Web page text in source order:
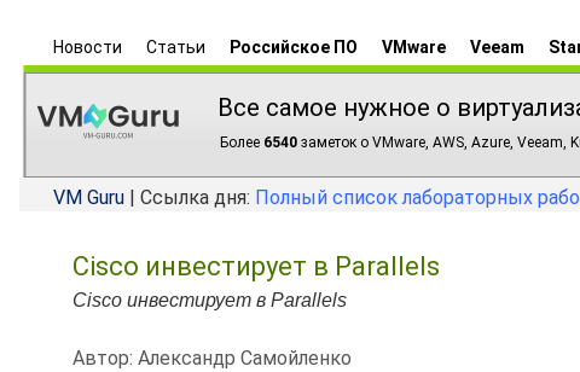
Новости Статьи Российское ПО VMware Veeam
Все самое нужное о
Более 6540 заметок о VMware, AWS, Azure, Veeam,
VM Guru | Ссылка дня: Полный список лабораторных
Cisco инвестирует в Parallels
Cisco инвестирует в Parallels
Автор: Александр Самойленко